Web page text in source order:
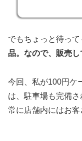
でもちょっと待って
品。なので、販売し
今回、私が100円ケ
は、駐車場も完備さ
常に店舗内にはお客